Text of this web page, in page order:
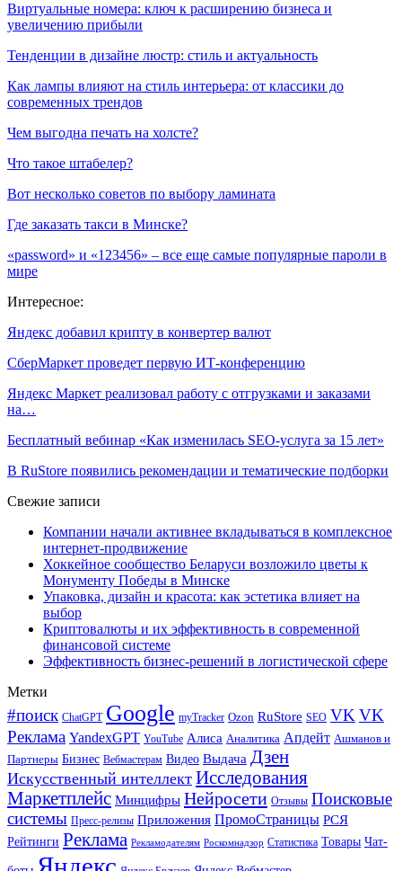
Виртуальные номера: ключ к расширению бизнеса и
увеличению прибыли
Тенденции в дизайне люстр: стиль и актуальность
Как лампы влияют на стиль интерьера: от классики до
современных трендов
Чем выгодна печать на холсте?
Что такое штабелер?
Вот несколько советов по выбору ламината
Где заказать такси в Минске?
«password» и «123456» – все еще самые популярные пароли в
мире
Интересное:
Яндекс добавил крипту в конвертер валют
СберМаркет проведет первую ИТ-конференцию
Яндекс Маркет реализовал работу с отгрузками и заказами
на…
Бесплатный вебинар «Как изменилась SEO-услуга за 15 лет»
В RuStore появились рекомендации и тематические подборки
Свежие записи
Компании начали активнее вкладываться в комплексное
интернет-продвижение
Хоккейное сообщество Беларуси возложило цветы к
Монументу Победы в Минске
Упаковка, дизайн и красота: как эстетика влияет на
выбор
Криптовалюты и их эффективность в современной
финансовой системе
Эффективность бизнес-решений в логистической сфере
Метки
#поиск ChatGPT Google myTracker Ozon RuStore SEO VK VK
Реклама YandexGPT YouTube Алиса Аналитика Апдейт Ашманов и
Партнеры Бизнес Вебмастерам Видео Выдача Дзен
Искусственный интеллект Исследования
Маркетплейс Минцифры Нейросети Отзывы Поисковые
системы Пресс-релизы Приложения ПромоСтраницы РСЯ
Рейтинги Реклама Рекламодателям Роскомнадзор Статистика Товары Чат-